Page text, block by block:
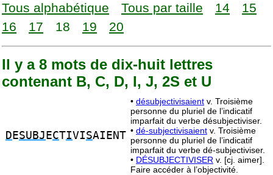
Tous alphabétique Tous par taille 14
15
16
17 18 19 20
Il y a 8 mots de dix-huit lettres
contenant B, C, D, I, J, 2S et U
D ESUBJ ECTIVISAIENT
• désubjectivisaient v. Troisième
personne du pluriel de l’indicatif
imparfait du verbe désubjectiviser.
• dé-subjectivisaient v. Troisième
personne du pluriel de l’indicatif
imparfait du verbe dé-subjectiviser.
• DÉSUBJECTIVISER v. [cj. aimer].
Faire accéder à l’objectivité.